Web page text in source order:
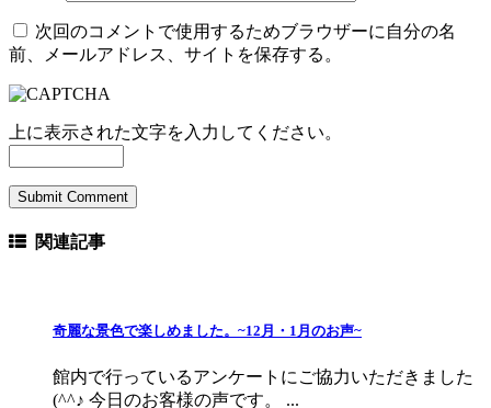
次回のコメントで使用するためブラウザーに自分の名
前、メールアドレス、サイトを保存する。
上に表示された文字を入力してください。
関連記事
奇麗な景色で楽しめました。~12月・1月のお声~
館内で行っているアンケートにご協力いただきました
(^^♪ 今日のお客様の声です。 ...